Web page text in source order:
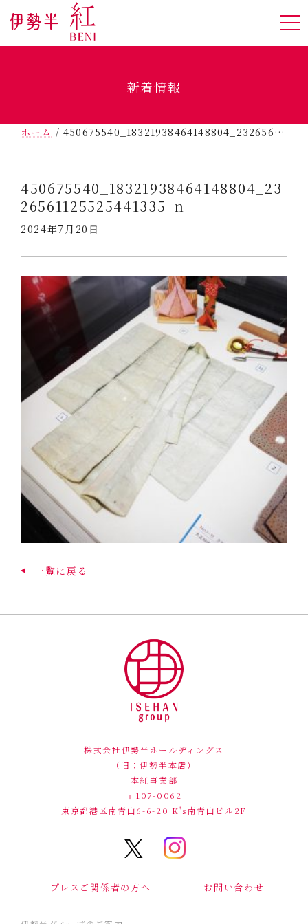
新着情報
ホーム /450675540_18321938464148804_2326561125525441335_n
450675540_18321938464148804_23
26561125525441335_n
2024年7月20日
一覧に戻る
株式会社伊勢半ホールディングス
（旧：伊勢半本店）
本紅事業部
〒107-0062
東京都港区南青山6-6-20 K's南青山ビル2F
プレスご関係者の方へ お問い合わせ